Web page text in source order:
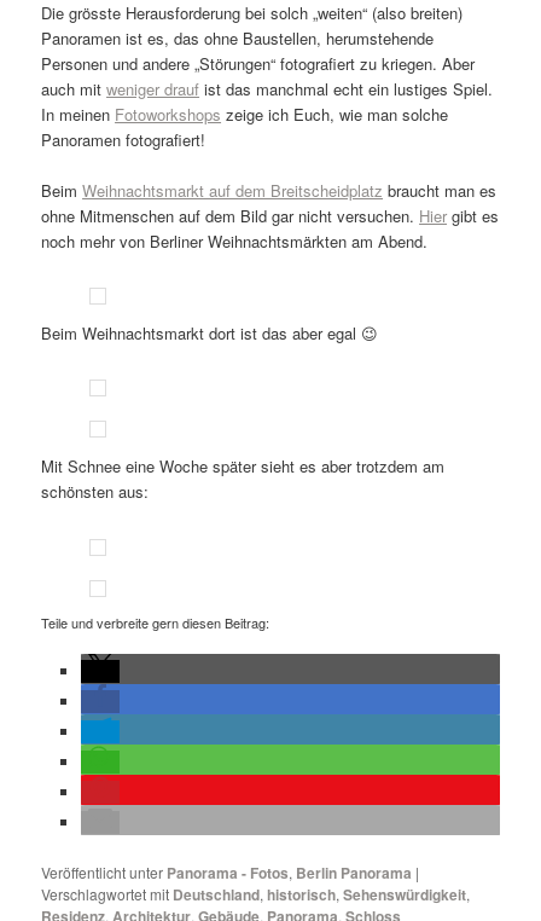
Die grösste Herausforderung bei solch „weiten“ (also breiten)
Panoramen ist es, das ohne Baustellen, herumstehende
Personen und andere „Störungen“ fotografiert zu kriegen. Aber
auch mitweniger drauf ist das manchmal echt ein lustiges Spiel.
In meinen Fotoworkshops zeige ich Euch, wie man solche
Panoramen fotografiert!
BeimWeihnachtsmarkt auf dem Breitscheidplatz braucht man es
ohne Mitmenschen auf dem Bild gar nicht versuchen. Hier gibt es
noch mehr von Berliner Weihnachtsmärkten am Abend.
Beim Weihnachtsmarkt dort ist das aber egal 😉
Mit Schnee eine Woche später sieht es aber trotzdem am
schönsten aus:
Teile und verbreite gern diesen Beitrag:
Veröffentlicht unter Panorama - Fotos, Berlin Panorama |
Verschlagwortet mit Deutschland,historisch,Sehenswürdigkeit,
Residenz, Architektur,Gebäude, Panorama,Schloss